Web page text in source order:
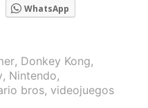
WhatsApp
, Donkey Kong,
, Nintendo,
bros, videojuegos